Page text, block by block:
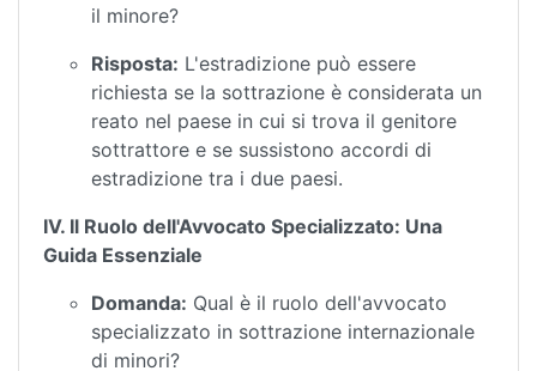
il minore?
Risposta: L'estradizione può essere
richiesta se la sottrazione è considerata un
reato nel paese in cui si trova il genitore
sottrattore e se sussistono accordi di
estradizione tra i due paesi.
IV. Il Ruolo dell'Avvocato Specializzato: Una
Guida Essenziale
Domanda: Qual è il ruolo dell'avvocato
specializzato in sottrazione internazionale
di minori?